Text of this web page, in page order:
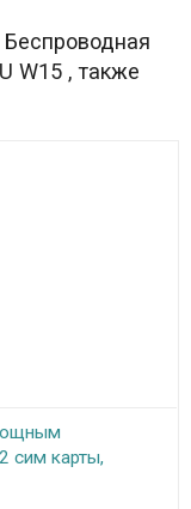
W15 , также
сим карты,